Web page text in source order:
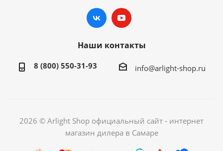
Наши контакты
8 (800) 550-31-93 info@arlight-shop.ru
2026 © Arlight Shop официальный сайт - интернет
магазин дилера в Самаре